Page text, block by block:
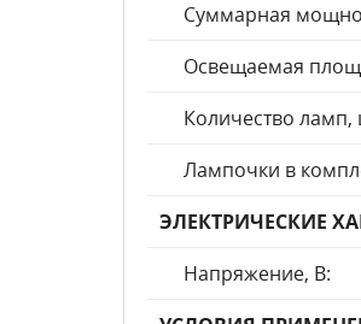
Суммарная
Освещаемая
Количество ламп,
Лампочки в
ЭЛЕКТРИЧЕСКИЕ
Напряжение, В: